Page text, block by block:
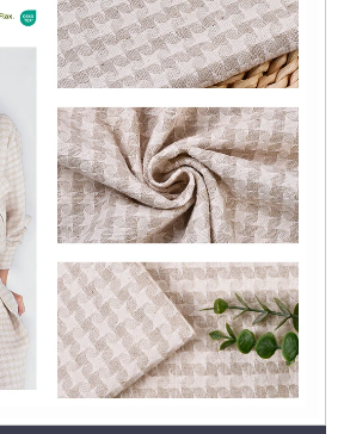
беріктігі мен тұрақтылығы ең
сай келетіндей етіп, біздің
жіп иіруден бастап өңдеуге
қамтиды.
және теріге дұрыс әсер
түрде тегіс және тыныс алатын
кенелер мен құрттарға
тері немесе аллергиясы бар
жақсы таңдау болып табылады.
болатын бактерияға қарсы